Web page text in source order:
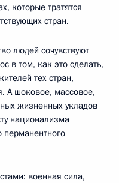
которые тратятся
стран.
людей сочувствуют
в том, как это сделать,
тех стран,
А шоковое, массовое,
жизненных укладов
национализма
перманентного
военная сила,